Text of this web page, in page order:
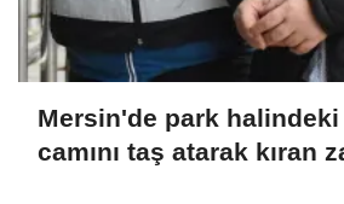
Mersin'de park halindeki
camını taş atarak kıran